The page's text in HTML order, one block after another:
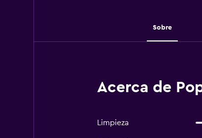
Sobre
Acerca de
Limpieza